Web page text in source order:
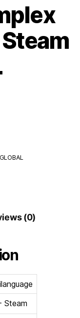
(0)
Steam